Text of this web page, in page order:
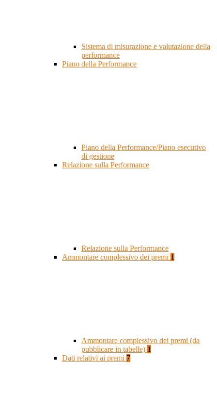
Sistema di misurazione e valutazione della
performance
Piano della Performance
Piano della Performance/Piano esecutivo
di gestione
Relazione sulla Performance
Relazione sulla Performance
Ammontare complessivo dei premi 1
Ammontare complessivo dei premi (da
pubblicare in tabelle) 1
Dati relativi ai premi 7